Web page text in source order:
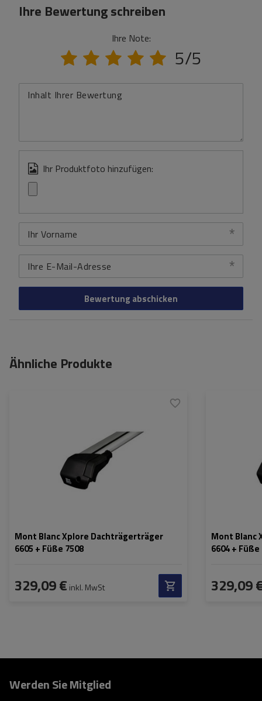
Ihre Bewertung schreiben
Ihre Note:
5/5
Inhalt Ihrer Bewertung
Ihr Produktfoto hinzufügen:
Ihr Vorname
Ihre E-Mail-Adresse
Bewertung abschicken
Ähnliche Produkte
Mont Blanc Xplore Dachträgerträger
6605 + Füße 7508
329,09 € inkl. MwSt
Mont Blanc
6604 + Füße
329,09
Werden Sie Mitglied